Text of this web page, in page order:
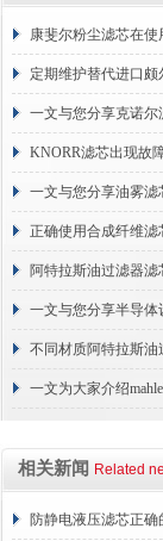
康斐尔粉尘滤芯在使
的故障相应解决方法
定期维护替代进口
续更换成本
一文与您分享克诺尔
应解决方法
KNORR滤芯出现故
法解决
一文与您分享油雾
正确使用合成纤维滤
行
阿特拉斯油过滤器
方法介绍
一文与您分享半导体
不同材质阿特拉斯油
周期区别介绍
一文为大家介绍
相关新闻 Related
防静电液压滤芯正